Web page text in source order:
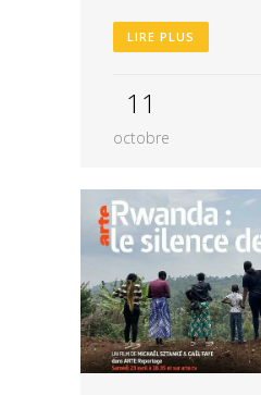
LIRE PLUS
11
octobre